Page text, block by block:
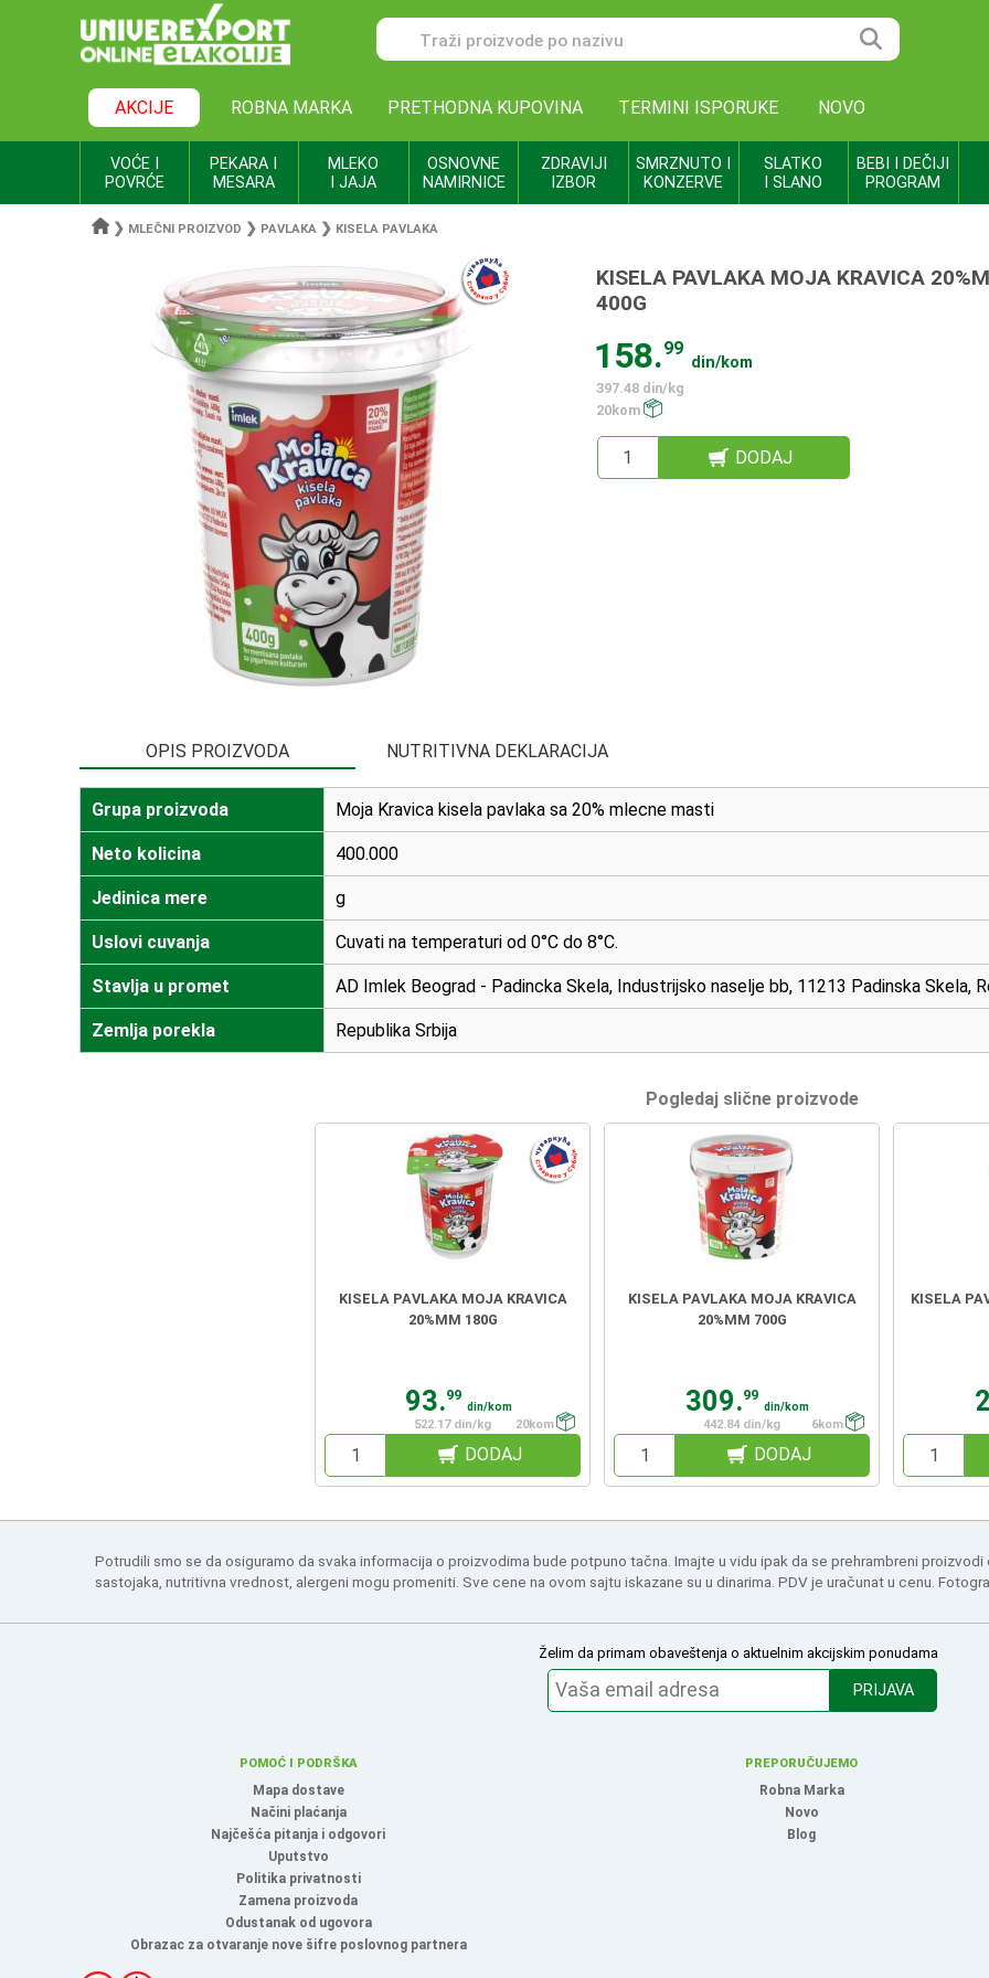
AKCIJE ROBNA MARKA PRETHODNA KUPOVINA TERMINI ISPORUKE NOVO
VOĆE I
POVRĆE
PEKARA I
MESARA
MLEKO
I JAJA
OSNOVNE
NAMIRNICE
ZDRAVIJI
IZBOR
SMRZNUTO I
KONZERVE
SLATKO
I SLANO
BEBI I DEČIJI
PROGRAM
❯ MLEČNI PROIZVOD ❯ PAVLAKA ❯ KISELA PAVLAKA
KISELA PAVLAKA MOJA KRAVICA
400G
158.99
din/kom
397.48 din/kg
20kom
DODAJ
OPIS PROIZVODA NUTRITIVNA DEKLARACIJA
Grupa proizvoda Moja Kravica kisela pavlaka sa 20% mlecne masti
Neto kolicina 400.000
Jedinica mere g
Uslovi cuvanja Cuvati na temperaturi od 0°C do 8°C.
Stavlja u promet AD Imlek Beograd - Padincka Skela, Industrijsko naselje bb, 11213 Padinska Skela,
Zemlja porekla Republika Srbija
Pogledaj slične proizvode
KISELA PAVLAKA MOJA KRAVICA
20%MM 180G
93.99
din/kom
522.17 din/kg
20kom
DODAJ
KISELA PAVLAKA MOJA KRAVICA
20%MM 700G
309.99
din/kom
442.84 din/kg
6kom
DODAJ
KISELA
Potrudili smo se da osiguramo da svaka informacija o proizvodima bude potpuno tačna. Imajte u vidu ipak da se prehrambreni
sastojaka, nutritivna vrednost, alergeni mogu promeniti. Sve cene na ovom sajtu iskazane su u dinarima. PDV je uračunat u cenu.
Želim da primam obaveštenja o aktuelnim akcijskim ponudama
PRIJAVA
POMOĆ I PODRŠKA
Mapa dostave
Načini plaćanja
Najčešća pitanja i odgovori
Uputstvo
Politika privatnosti
Zamena proizvoda
Odustanak od ugovora
Obrazac za otvaranje nove šifre poslovnog partnera
PREPORUČUJEMO
Robna Marka
Novo
Blog